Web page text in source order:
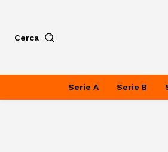
Cerca
Serie A Serie B